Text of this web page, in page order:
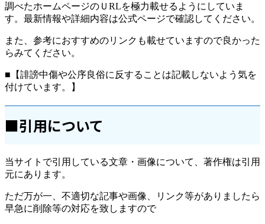
調べたホームページのＵRLを極力載せるようにしていま
す。最新情報や詳細内容は公式ページで確認してください。
また、参考におすすめのリンクも載せていますので良かった
らみてください。
■【誹謗中傷や公序良俗に反することは記載しないよう気を
付けています。】
■引用について
当サイトで引用している文章・画像について、著作権は引用
元にあります。
ただ万が一、不適切な記事や画像、リンク等がありましたら
早急に削除等の対応を致しますので